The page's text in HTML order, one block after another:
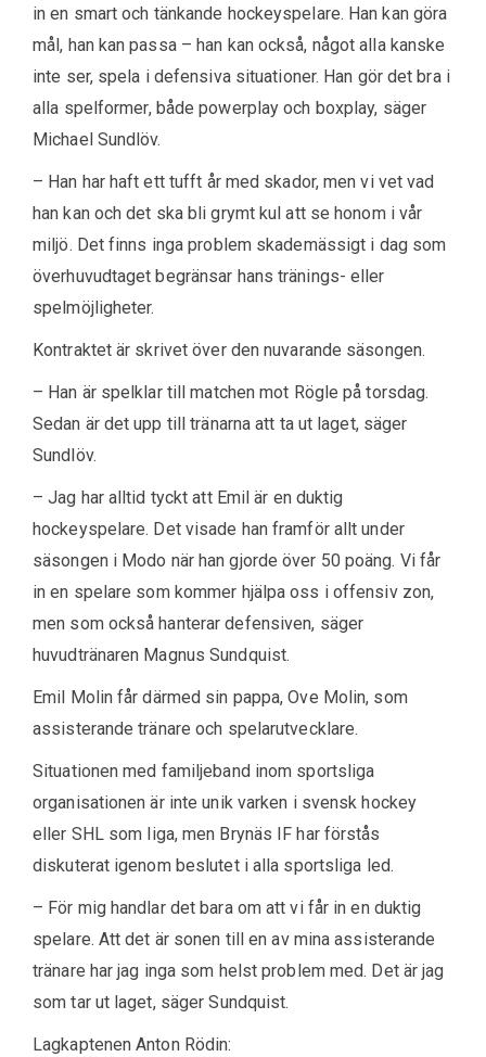
in en smart och tänkande hockeyspelare. Han kan göra
mål, han kan passa – han kan också, något alla kanske
inte ser, spela i defensiva situationer. Han gör det bra i
alla spelformer, både powerplay och boxplay, säger
Michael Sundlöv.
– Han har haft ett tufft år med skador, men vi vet vad
han kan och det ska bli grymt kul att se honom i vår
miljö. Det finns inga problem skademässigt i dag som
överhuvudtaget begränsar hans tränings- eller
spelmöjligheter.
Kontraktet är skrivet över den nuvarande säsongen.
– Han är spelklar till matchen mot Rögle på torsdag.
Sedan är det upp till tränarna att ta ut laget, säger
Sundlöv.
– Jag har alltid tyckt att Emil är en duktig
hockeyspelare. Det visade han framför allt under
säsongen i Modo när han gjorde över 50 poäng. Vi får
in en spelare som kommer hjälpa oss i offensiv zon,
men som också hanterar defensiven, säger
huvudtränaren Magnus Sundquist.
Emil Molin får därmed sin pappa, Ove Molin, som
assisterande tränare och spelarutvecklare.
Situationen med familjeband inom sportsliga
organisationen är inte unik varken i svensk hockey
eller SHL som liga, men Brynäs IF har förstås
diskuterat igenom beslutet i alla sportsliga led.
– För mig handlar det bara om att vi får in en duktig
spelare. Att det är sonen till en av mina assisterande
tränare har jag inga som helst problem med. Det är jag
som tar ut laget, säger Sundquist.
Lagkaptenen Anton Rödin: